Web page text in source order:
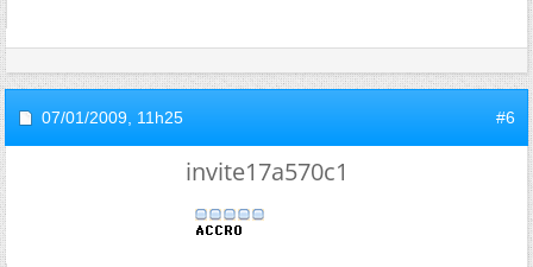
07/01/2009, 11h25 #6
invite17a570c1